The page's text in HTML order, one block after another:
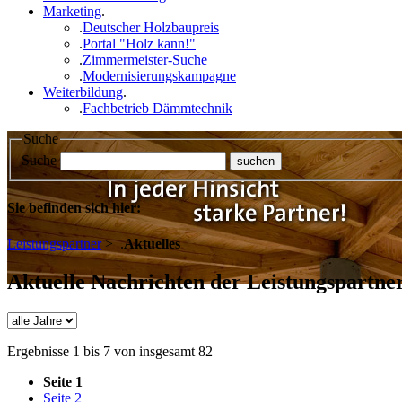
Marketing.
.Deutscher Holzbaupreis
.Portal "Holz kann!"
.Zimmermeister-Suche
.Modernisierungskampagne
Weiterbildung.
.Fachbetrieb Dämmtechnik
Suche
Suche
Sie befinden sich hier:
Leistungspartner>.Aktuelles
Aktuelle Nachrichten der
Ergebnisse 1 bis 7 von insgesamt 82
Seite 1
Seite 2